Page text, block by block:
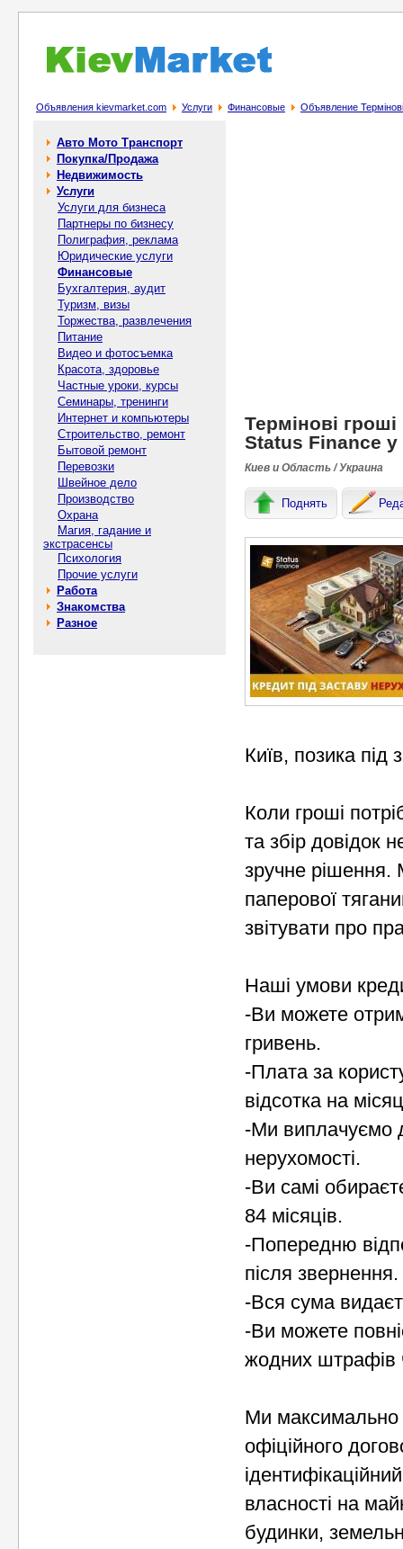
Объявления kievmarket.com Услуги Финансовые Объявление
Авто Мото Транспорт
Покупка/Продажа
Недвижимость
Услуги
Услуги для бизнеса
Партнеры по бизнесу
Полиграфия, реклама
Юридические услуги
Финансовые
Бухгалтерия, аудит
Туризм, визы
Торжества, развлечения
Питание
Видео и фотосъемка
Красота, здоровье
Частные уроки, курсы
Семинары, тренинги
Интернет и компьютеры
Строительство, ремонт
Бытовой ремонт
Перевозки
Швейное дело
Производство
Охрана
Магия, гадание и
экстрасенсы
Психология
Прочие услуги
Работа
Знакомства
Разное
Термінові гроші
Status Finance у
Киев и Область / Украина
Поднять
Київ, позика під
Коли гроші
та збір довідок
зручне рішення.
паперової
звітувати про
Наші умови
-Ви можете
гривень.
-Плата за
відсотка на
-Ми виплачуємо
нерухомості.
-Ви самі
84 місяців.
-Попередню
після звернення.
-Вся сума
-Ви можете
жодних штрафів
Ми максимально
офіційного
власності на
будинки,